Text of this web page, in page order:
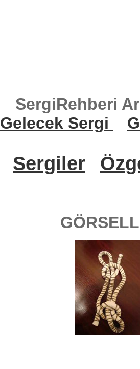
SergiRehberi
Gelecek Sergi
Sergiler